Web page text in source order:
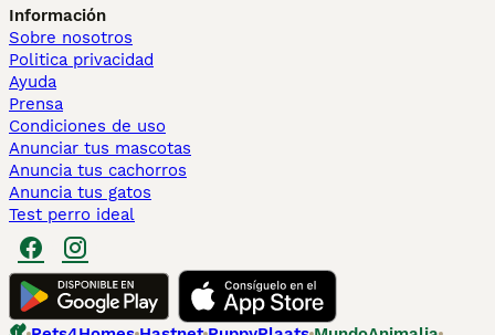
Información
Sobre nosotros
Politica privacidad
Ayuda
Prensa
Condiciones de uso
Anunciar tus mascotas
Anuncia tus cachorros
Anuncia tus gatos
Test perro ideal